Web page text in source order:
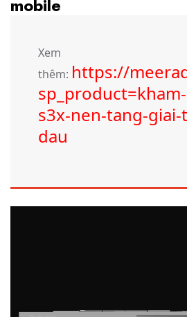
mobile
Xem
thêm: https://
s3x-nen-tang-
dau